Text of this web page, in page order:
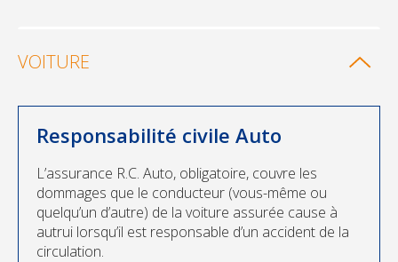
VOITURE
Responsabilité civile Auto
L’assurance R.C. Auto, obligatoire, couvre les
dommages que le conducteur (vous-même ou
quelqu’un d’autre) de la voiture assurée cause à
autrui lorsqu’il est responsable d’un accident de la
circulation.